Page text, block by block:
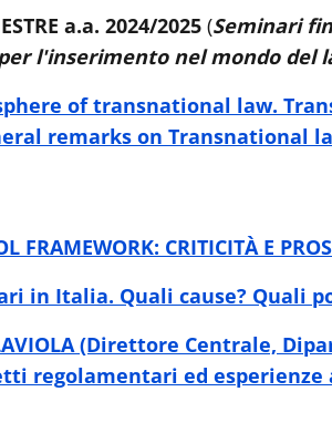
a.a. 2024/2025 (Seminari
l'inserimento nel mondo del
of transnational law.
remarks on Transnational
FRAMEWORK: CRITICITÀ E
in Italia. Quali cause? Quali
(Direttore Centrale,
regolamentari ed esperienze